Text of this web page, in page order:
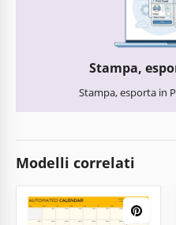
Stampa,
Stampa, esporta in
Modelli correlati